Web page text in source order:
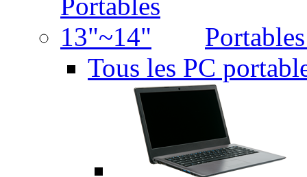
Tous les PC